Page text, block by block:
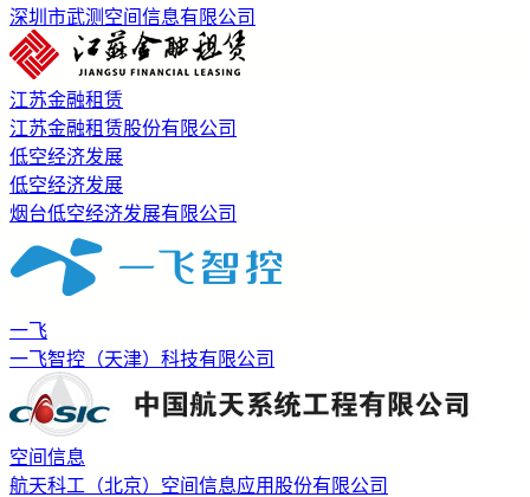
深圳市武测空间信息有限公司
江苏金融租赁
江苏金融租赁股份有限公司
低空经济发展
低空经济发展
烟台低空经济发展有限公司
一飞
一飞智控（天津）科技有限公司
空间信息
航天科工（北京）空间信息应用股份有限公司